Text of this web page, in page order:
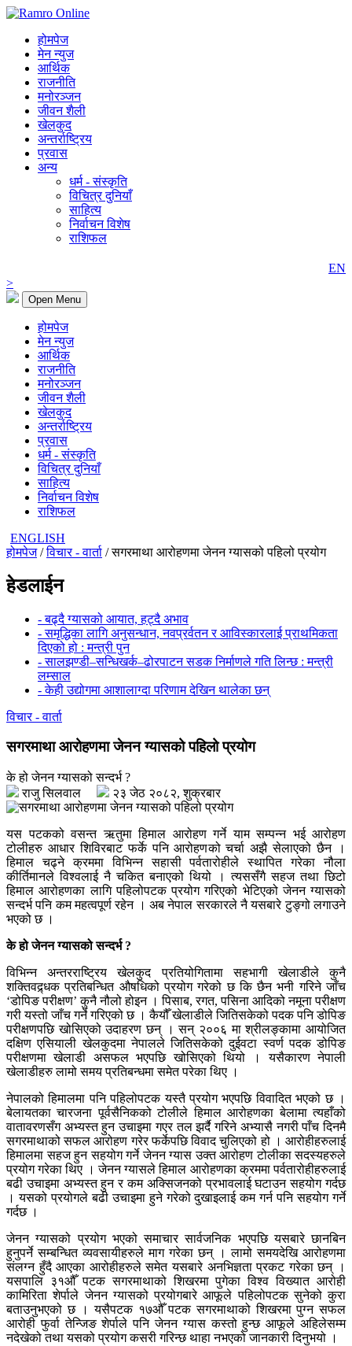
होमपेज
मेन न्युज
आर्थिक
राजनीति
मनोरञ्जन
जीवन शैली
खेलकुद
अन्तर्राष्ट्रिय
प्रवास
अन्य
धर्म - संस्कृति
विचित्र दुनियाँ
साहित्य
निर्वाचन विशेष
राशिफल
EN
>
Open Menu
होमपेज
मेन न्युज
आर्थिक
राजनीति
मनोरञ्जन
जीवन शैली
खेलकुद
अन्तर्राष्ट्रिय
प्रवास
धर्म - संस्कृति
विचित्र दुनियाँ
साहित्य
निर्वाचन विशेष
राशिफल
ENGLISH
होमपेज/विचार - वार्ता / सगरमाथा आरोहणमा जेनन ग्यासको पहिलो प्रयोग
हेडलाईन
- बढ्दै ग्यासको आयात, हट्दै अभाव
- समृद्धिका लागि अनुसन्धान, नवप्रर्वतन र आविस्कारलाई प्राथमिकता
दिएको हो : मन्त्री पुन
- सालझण्डी–सन्धिखर्क–ढोरपाटन सडक निर्माणले गति लिन्छ : मन्त्री
लम्साल
- केही उद्योगमा आशालाग्दा परिणाम देखिन थालेका छन्
विचार - वार्ता
सगरमाथा आरोहणमा जेनन ग्यासको पहिलो प्रयोग
के हो जेनन ग्यासको सन्दर्भ ?
राजु सिलवाल
२३ जेठ २०८२, शुक्रबार
यस पटकको वसन्त ऋतुमा हिमाल आरोहण गर्ने याम सम्पन्न भई आरोहण
टोलीहरु आधार शिविरबाट फर्के पनि आरोहणको चर्चा अझै सेलाएको छैन ।
हिमाल चढ्ने क्रममा विभिन्न सहासी पर्वतारोहीले स्थापित गरेका नौला
कीर्तिमानले विश्वलाई नै चकित बनाएको थियो । त्यससँगै सहज तथा छिटो
हिमाल आरोहणका लागि पहिलोपटक प्रयोग गरिएको भेटिएको जेनन ग्यासको
सन्दर्भ पनि कम महत्वपूर्ण रहेन । अब नेपाल सरकारले नै यसबारे टुङ्गो लगाउने
भएको छ ।
के हो जेनन ग्यासको सन्दर्भ ?
विभिन्न अन्तरराष्ट्रिय खेलकुद प्रतियोगितामा सहभागी खेलाडीले कुनै
शक्तिवद्र्धक प्रतिबन्धित औषधिको प्रयोग गरेको छ कि छैन भनी गरिने जाँच
‘डोपिङ परीक्षण’ कुनै नौलो होइन । पिसाब, रगत, पसिना आदिको नमूना परीक्षण
गरी यस्तो जाँच गर्ने गरिएको छ । कैयौँ खेलाडीले जितिसकेको पदक पनि डोपिङ
परीक्षणपछि खोसिएको उदाहरण छन् । सन् २००६ मा श्रीलङ्कामा आयोजित
दक्षिण एसियाली खेलकुदमा नेपालले जितिसकेको दुईवटा स्वर्ण पदक डोपिङ
परीक्षणमा खेलाडी असफल भएपछि खोसिएको थियो । यसैकारण नेपाली
खेलाडीहरु लामो समय प्रतिबन्धमा समेत परेका थिए ।
नेपालको हिमालमा पनि पहिलोपटक यस्तै प्रयोग भएपछि विवादित भएको छ ।
बेलायतका चारजना पूर्वसैनिकको टोलीले हिमाल आरोहणका बेलामा त्यहाँको
वातावरणसँग अभ्यस्त हुन उचाइमा गएर तल झर्दै गरिने अभ्यासै नगरी पाँच दिनमै
सगरमाथाको सफल आरोहण गरेर फर्केपछि विवाद चुलिएको हो । आरोहीहरुलाई
हिमालमा सहज हुन सहयोग गर्ने जेनन ग्यास उक्त आरोहण टोलीका सदस्यहरुले
प्रयोग गरेका थिए । जेनन ग्यासले हिमाल आरोहणका क्रममा पर्वतारोहीहरुलाई
बढी उचाइमा अभ्यस्त हुन र कम अक्सिजनको प्रभावलाई घटाउन सहयोग गर्दछ
। यसको प्रयोगले बढी उचाइमा हुने गरेको दुखाइलाई कम गर्न पनि सहयोग गर्ने
गर्दछ ।
जेनन ग्यासको प्रयोग भएको समाचार सार्वजनिक भएपछि यसबारे छानबिन
हुनुपर्ने सम्बन्धित व्यवसायीहरुले माग गरेका छन् । लामो समयदेखि आरोहणमा
संलग्न हुँदै आएका आरोहीहरुले समेत यसबारे अनभिज्ञता प्रकट गरेका छन् ।
यसपालि ३१औँ पटक सगरमाथाको शिखरमा पुगेका विश्व विख्यात आरोही
कामिरिता शेर्पाले जेनन ग्यासको प्रयोगबारे आफूले पहिलोपटक सुनेको कुरा
बताउनुभएको छ । यसैपटक १७औँ पटक सगरमाथाको शिखरमा पुग्न सफल
आरोही फुर्वा तेन्जिङ शेर्पाले पनि जेनन ग्यास कस्तो हुन्छ आफूले अहिलेसम्म
नदेखेको तथा यसको प्रयोग कसरी गरिन्छ थाहा नभएको जानकारी दिनुभयो ।